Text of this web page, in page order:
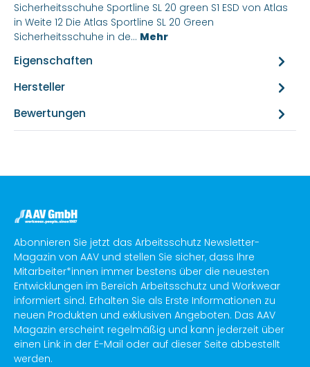
Sicherheitsschuhe Sportline SL 20 green S1 ESD von Atlas
in Weite 12 Die Atlas Sportline SL 20 Green
Sicherheitsschuhe in de… Mehr
Eigenschaften
Hersteller
Bewertungen
Abonnieren Sie jetzt das Arbeitsschutz Newsletter-
Magazin von AAV und stellen Sie sicher, dass Ihre
Mitarbeiter*innen immer bestens über die neuesten
Entwicklungen im Bereich Arbeitsschutz und Workwear
informiert sind. Erhalten Sie als Erste Informationen zu
neuen Produkten und exklusiven Angeboten. Das AAV
Magazin erscheint regelmäßig und kann jederzeit über
einen Link in der E-Mail oder auf dieser Seite abbestellt
werden.